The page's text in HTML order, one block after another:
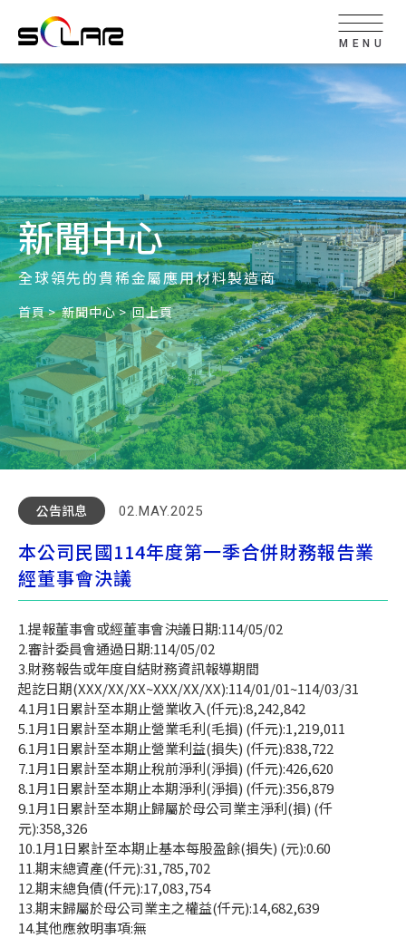
新聞中心
全球領先的貴稀金屬應用材料製造商
首頁 新聞中心 回上頁
公告訊息 02.MAY.2025
本公司民國114年度第一季合併財務報告業
經董事會決議
1.提報董事會或經董事會決議日期:114/05/02
2.審計委員會通過日期:114/05/02
3.財務報告或年度自結財務資訊報導期間
起訖日期(XXX/XX/XX~XXX/XX/XX):114/01/01~114/03/31
4.1月1日累計至本期止營業收入(仟元):8,242,842
5.1月1日累計至本期止營業毛利(毛損) (仟元):1,219,011
6.1月1日累計至本期止營業利益(損失) (仟元):838,722
7.1月1日累計至本期止稅前淨利(淨損) (仟元):426,620
8.1月1日累計至本期止本期淨利(淨損) (仟元):356,879
9.1月1日累計至本期止歸屬於母公司業主淨利(損) (仟
元):358,326
10.1月1日累計至本期止基本每股盈餘(損失) (元):0.60
11.期末總資產(仟元):31,785,702
12.期末總負債(仟元):17,083,754
13.期末歸屬於母公司業主之權益(仟元):14,682,639
14.其他應敘明事項:無
MENU